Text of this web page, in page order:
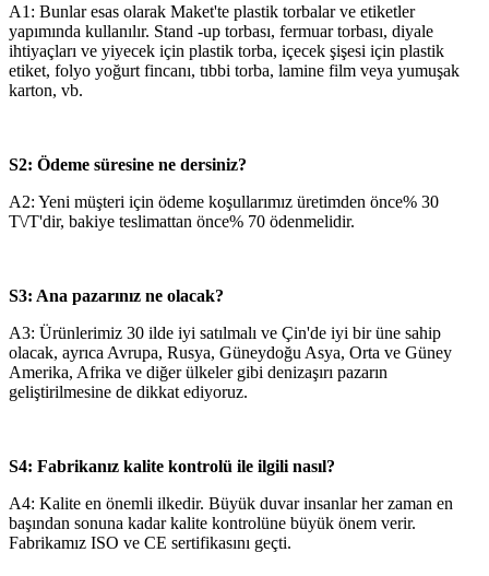
A1: Bunlar esas olarak Maket'te plastik torbalar ve etiketler
yapımında kullanılır. Stand -up torbası, fermuar torbası, diyale
ihtiyaçları ve yiyecek için plastik torba, içecek şişesi için plastik
etiket, folyo yoğurt fincanı, tıbbi torba, lamine film veya yumuşak
karton, vb.
S2: Ödeme süresine ne dersiniz?
A2: Yeni müşteri için ödeme koşullarımız üretimden önce% 30
T\/T'dir, bakiye teslimattan önce% 70 ödenmelidir.
S3: Ana pazarınız ne olacak?
A3: Ürünlerimiz 30 ilde iyi satılmalı ve Çin'de iyi bir üne sahip
olacak, ayrıca Avrupa, Rusya, Güneydoğu Asya, Orta ve Güney
Amerika, Afrika ve diğer ülkeler gibi denizaşırı pazarın
geliştirilmesine de dikkat ediyoruz.
S4: Fabrikanız kalite kontrolü ile ilgili nasıl?
A4: Kalite en önemli ilkedir. Büyük duvar insanlar her zaman en
başından sonuna kadar kalite kontrolüne büyük önem verir.
Fabrikamız ISO ve CE sertifikasını geçti.